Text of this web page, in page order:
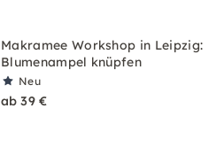
Makramee Workshop in Leipzig:
Blumenampel knüpfen
Neu
ab 39 €